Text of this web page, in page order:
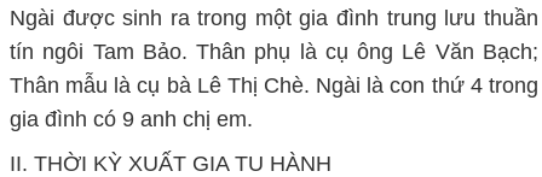
Ngài được sinh ra trong một gia đình trung lưu thuần
tín ngôi Tam Bảo. Thân phụ là cụ ông Lê Văn Bạch;
Thân mẫu là cụ bà Lê Thị Chè. Ngài là con thứ 4 trong
gia đình có 9 anh chị em.
II. THỜI KỲ XUẤT GIA TU HÀNH